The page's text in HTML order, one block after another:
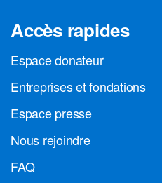
Accès rapides
Espace donateur
Entreprises et fondations
Espace presse
Nous rejoindre
FAQ